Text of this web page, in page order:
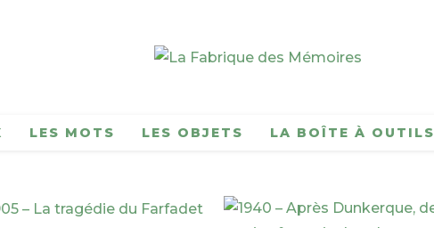
LES MOTS LES OBJETS LA BOÎTE À OUTILS